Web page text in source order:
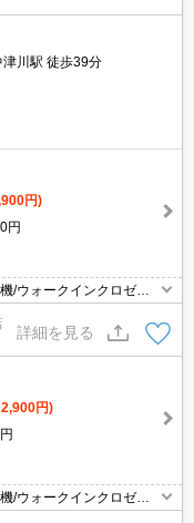
川駅 徒歩39分
円)
円
/ウォークインクロゼッ
ラ/バストイレ別/エアコン
座/ガスコンロ付/シュー
/洗面所独立/バルコニー/
詳細を見る
円)
/ウォークインクロゼッ
ラ/バストイレ別/エアコン